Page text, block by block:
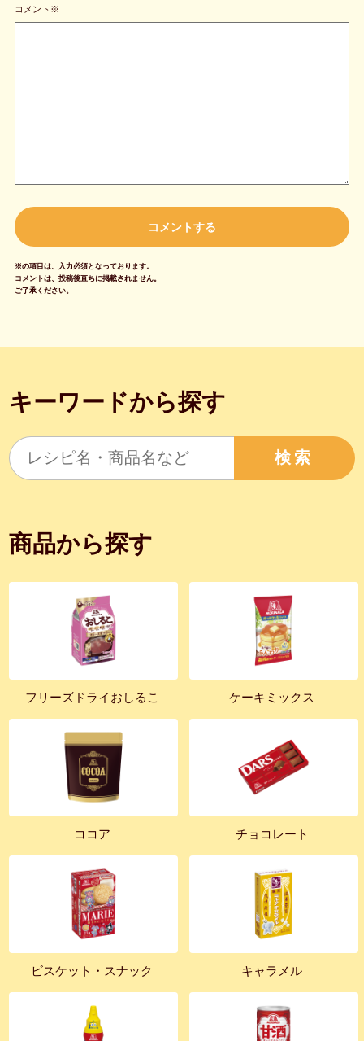
コメント※
※の項目は、入力必須となっております。
コメントは、投稿後直ちに掲載されません。
ご了承ください。
キーワードから探す
検索
商品から探す
フリーズドライおしるこ ケーキミックス
ココア チョコレート
ビスケット・スナック キャラメル